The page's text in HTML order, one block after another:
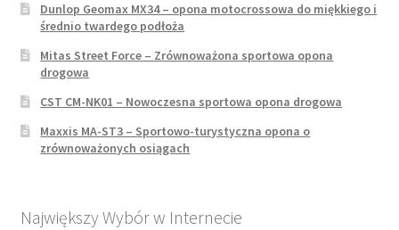
Dunlop Geomax MX34 – opona motocrossowa do miękkiego i
średnio twardego podłoża
Mitas Street Force – Zrównoważona sportowa opona
drogowa
CST CM-NK01 – Nowoczesna sportowa opona drogowa
Maxxis MA-ST3 – Sportowo-turystyczna opona o
zrównoważonych osiągach
Największy Wybór w Internecie